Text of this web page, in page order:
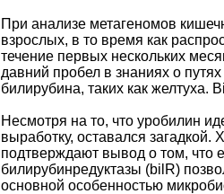
При анализе метагеномов
взрослых, в то время как
течение первых нескольких
давний пробел в знаниях о
билирубина, таких как
Несмотря на то, что уробилин
выработку, оставался загадкой.
подтверждают вывод о том, что
билирубинредуктазы (bilR)
основной особенностью